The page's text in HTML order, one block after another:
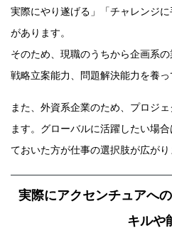
実際にやり遂げる」「チャレンジ
があります。
そのため、現職のうちから企画系
戦略立案能力、問題解決能力を養っ
また、外資系企業のため、プロジ
ます。グローバルに活躍したい場
ておいた方が仕事の選択肢が広がり
実際にアクセンチュアへ
キルや